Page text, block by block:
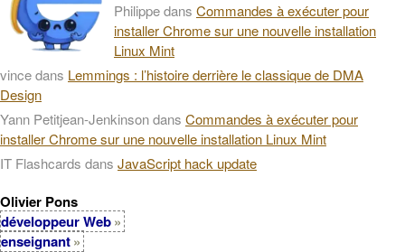
Philippedans Commandes à exécuter pour
installer Chrome sur une nouvelle installation
Linux Mint
vincedans Lemmings : l’histoire derrière le classique de DMA
Design
Yann Petitjean-Jenkinsondans Commandes à exécuter pour
installer Chrome sur une nouvelle installation Linux Mint
IT Flashcards dans JavaScript hack update
Olivier Pons
développeur Web
enseignant